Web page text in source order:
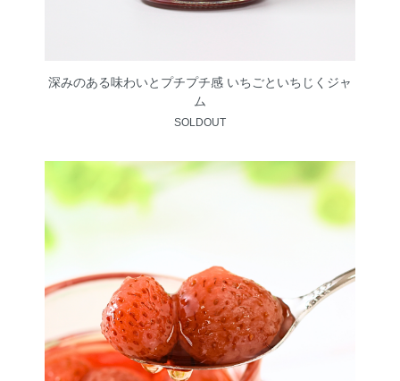
深みのある味わいとプチプチ感 いちごといちじくジャ
ム
SOLDOUT